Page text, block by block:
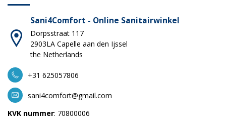
+31 625057806
sani4comfort@gmail.com
KVK nummer: 70800006
Sani4Comfort - Online Sanitairwinkel
Dorpsstraat 117
2903LA Capelle aan den Ijssel
the Netherlands